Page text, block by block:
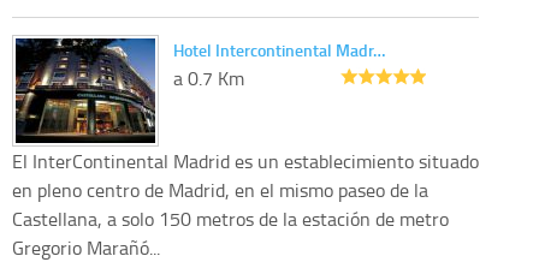
Hotel Intercontinental Madr…
a 0.7 Km
El InterContinental Madrid es un establecimiento situado
en pleno centro de Madrid, en el mismo paseo de la
Castellana, a solo 150 metros de la estación de metro
Gregorio Marañó...